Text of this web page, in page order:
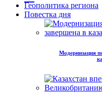
Геополитика региона
Повестка дня
Модернизация